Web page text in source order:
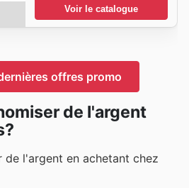
Voir le catalogue
offres promo
de l'argent
de l'argent en achetant chez